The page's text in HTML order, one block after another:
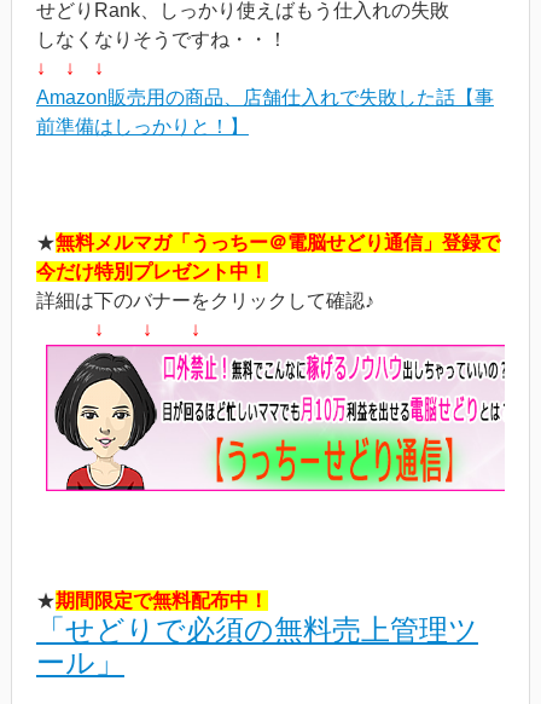
せどりRank、しっかり使えばもう仕入れの失敗
しなくなりそうですね・・！
↓ ↓ ↓
Amazon販売用の商品、店舗仕入れで失敗した話【事
前準備はしっかりと！】
★無料メルマガ「うっちー＠電脳せどり通信」登録で
今だけ特別プレゼント中！
詳細は下のバナーをクリックして確認♪
↓ ↓ ↓
★期間限定で無料配布中！
「せどりで必須の無料売上管理ツ
ール」